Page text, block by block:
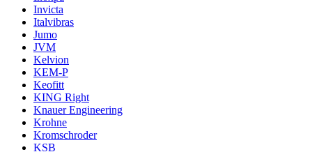
Invicta
Italvibras
Jumo
JVM
Kelvion
KEM-P
Keofitt
KING Right
Knauer Engineering
Krohne
Kromschroder
KSB